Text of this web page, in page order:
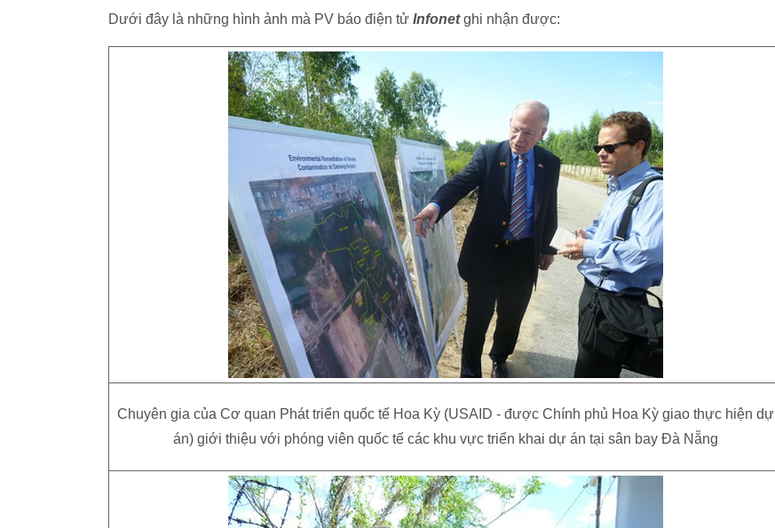
Dưới đây là những hình ảnh mà PV báo điện tử Infonetghi nhận được:
Chuyên gia của Cơ quan Phát triển quốc tế Hoa Kỳ (USAID - được Chính phủ Hoa Kỳ giao thực hiện dự
án) giới thiệu với phóng viên quốc tế các khu vực triển khai dự án tại sân bay Đà Nẵng